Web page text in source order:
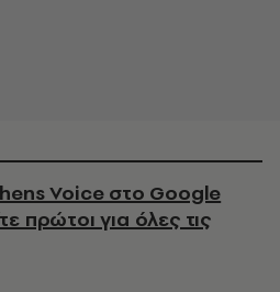
Voice στο Google
πρώτοι για όλες τις